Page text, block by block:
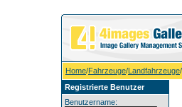
Home/Fahrzeuge/Landfahrzeuge/
Registrierte Benutzer
Benutzername: